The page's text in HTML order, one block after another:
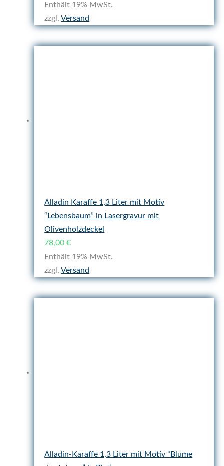
Enthält 19% MwSt.
zzgl.Versand
Alladin Karaffe 1,3 Liter mit Motiv
“Lebensbaum” in Lasergravur mit
Olivenholzdeckel
78,00€
Enthält 19% MwSt.
zzgl.Versand
Alladin-Karaffe 1,3 Liter mit Motiv “Blume